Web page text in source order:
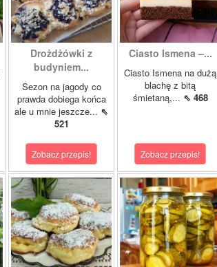
Drożdżówki z
budyniem...
Sezon na jagody co
prawda dobiega końca
ale u mnie jeszcze... ⇖
521
Zobacz przepis!
Ciasto Ismena –...
Ciasto Ismena na dużą
blachę z bitą
śmietaną,... ⇖ 468
Zobacz przepis!